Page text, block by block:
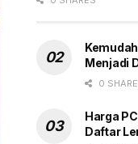
Menjadi
0
Harga
Daftar